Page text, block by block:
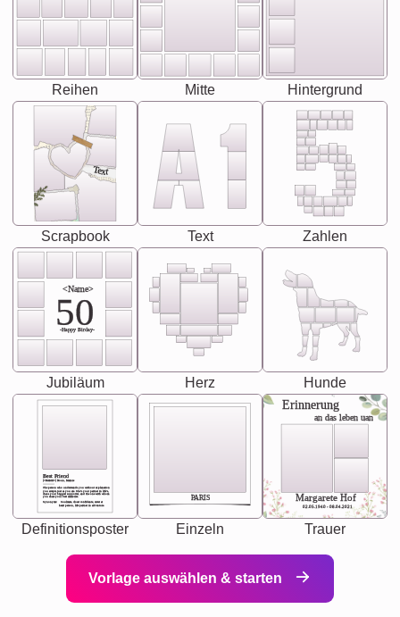
Reihen Mitte Hintergrund
Text
Scrapbook Text Zahlen
<Name>
50
-Happy Birday-
Jubiläum Herz Hunde
Best Friend
[<NAME>] Noun, feminie
Synonyms: Soulmate, closet confidante, sister at
heart person, life partner in adventure.
The person who understands you without explanation
you accepts just as you are. She's your partner in life's,
chaos your biggest supporter, and the one with whom
you share your best memories.
Definitionsposter
PARIS
Einzeln
Erinnerung
an das leben uan
Margarete Hof
02.05.1940 - 08.04.2021
Trauer
Vorlage auswählen & starten